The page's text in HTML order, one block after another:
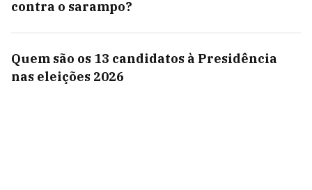
contra o sarampo?
Quem são os 13 candidatos à Presidência
nas eleições 2026